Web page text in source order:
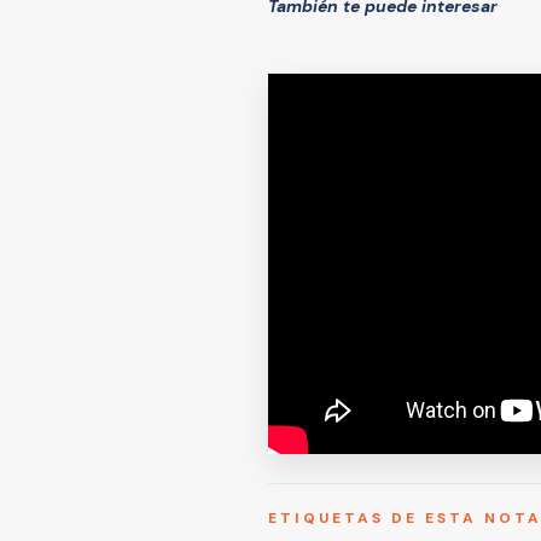
También te puede interesar
ETIQUETAS DE ESTA NOTA